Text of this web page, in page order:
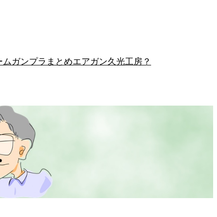
ムガンプラまとめエアガン久光工房？